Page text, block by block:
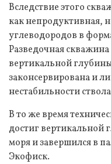
Вследствие этого
как непродуктивная,
углеводородов в
Разведочная
вертикальной
законсервирована и
нестабильности
В то же время
достиг вертикальной
моря и завершился в
Экофиск.